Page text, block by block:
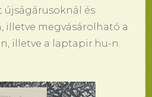
újságárusoknál és
illetve megvásárolható a
illetve a laptapir.hu-n.